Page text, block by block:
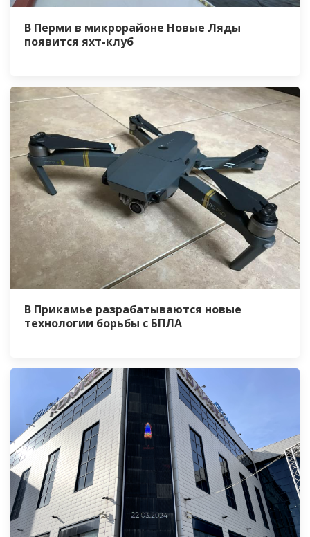
В Перми в микрорайоне Новые Ляды
появится яхт-клуб
В Прикамье разрабатываются новые
технологии борьбы с БПЛА